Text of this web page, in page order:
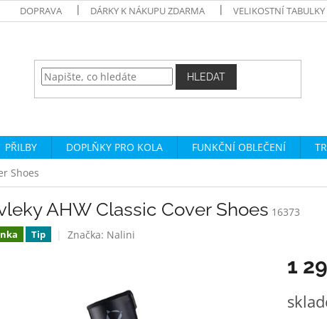
DOPRAVA DÁRKY K NÁKUPU ZDARMA VELIKOSTNÍ TABULKY
HLEDAT
PŘILBY DOPLŇKY PRO KOLA FUNKČNÍ OBLEČENÍ
Shoes
AHW Classic Cover Shoes 16373
Tip Značka: Nalini
1
cena: